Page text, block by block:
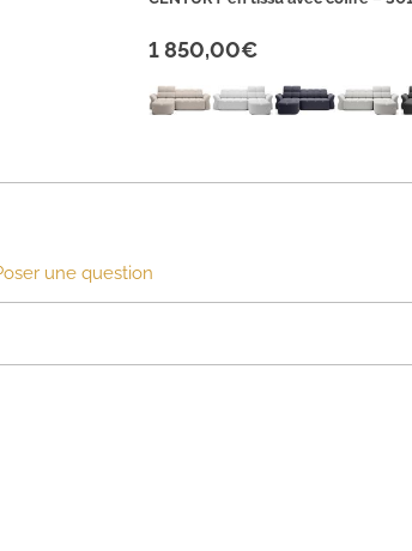
1 850,00€
une question